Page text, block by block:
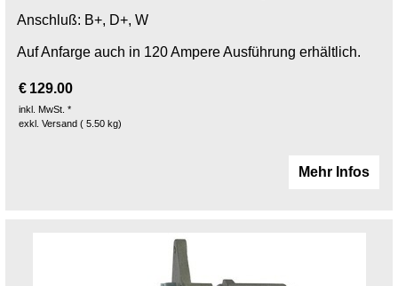
Anschluß: B+, D+, W
Auf Anfarge auch in 120 Ampere Ausführung erhältlich.
€ 129.00
inkl. MwSt. *
exkl. Versand
5.50 kg
Mehr Infos